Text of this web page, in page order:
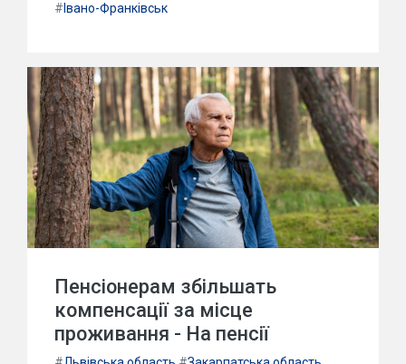
# Івано-Франківськ
Пенсіонерам збільшать
компенсації за місце
проживання - На пенсії